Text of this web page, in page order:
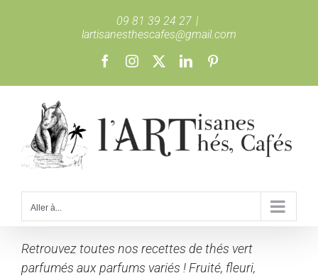
09 81 39 24 27 |
lartisanesthescafes@gmail.com
FacebookInstagram LinkedIn
Aller à...
Retrouvez toutes nos recettes de thés vert
parfumés aux parfums variés ! Fruité, fleuri,